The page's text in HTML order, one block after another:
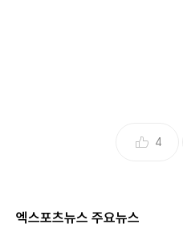
4
엑스포츠뉴스 주요뉴스